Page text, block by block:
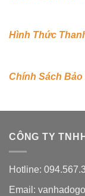
Hình Thức
Chính Sách Bảo
CÔNG TY
Hotline:
Email: